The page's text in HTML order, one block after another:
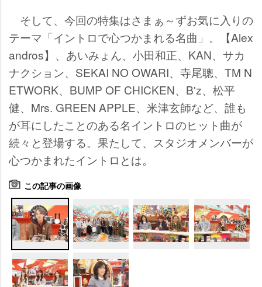
そして、今回の特集はさまぁ～ずお気に入りの
テーマ「イントロで心つかまれる名曲」。【Alex
andros】、あいみょん、小田和正、KAN、サカ
ナクション、SEKAI NO OWARI、寺尾聰、TM N
ETWORK、BUMP OF CHICKEN、B'z、松平
健、Mrs. GREEN APPLE、米津玄師など、誰も
が耳にしたことのある名イントロのヒット曲が
続々と登場する。果たして、スタジオメンバーが
心つかまれたイントロとは。
この記事の画像